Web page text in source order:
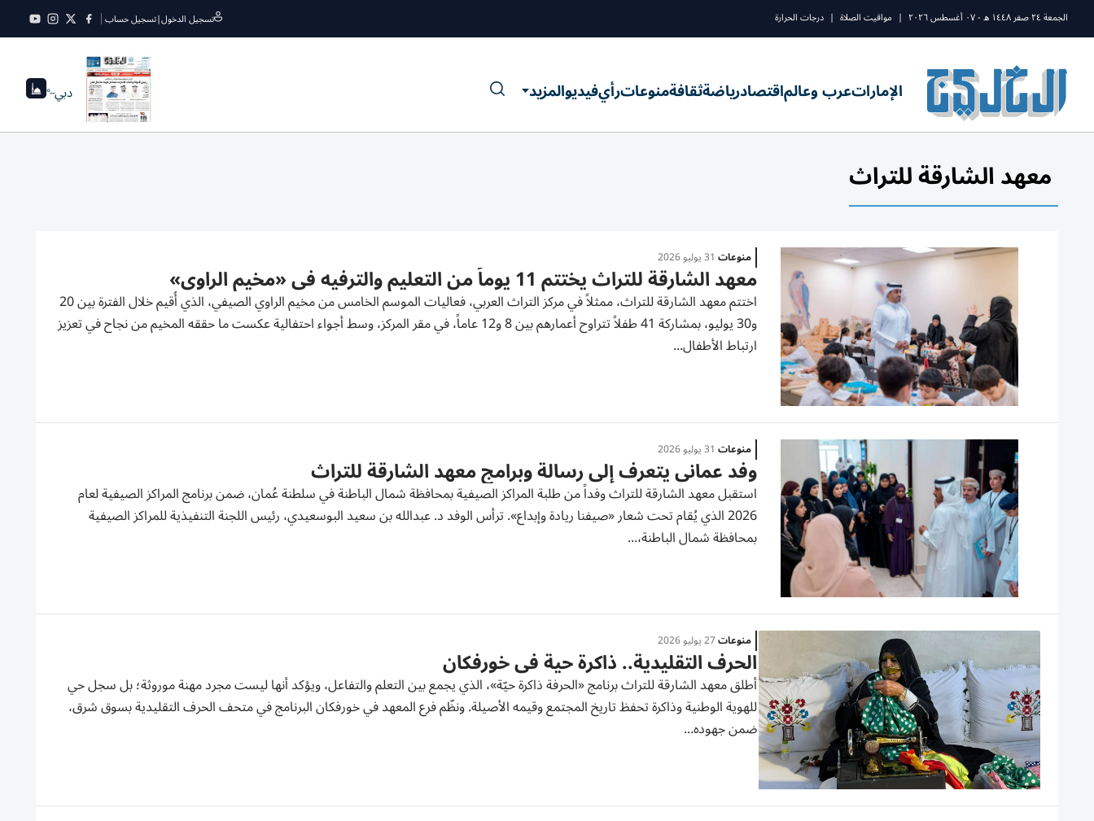
الجمعة ٢٤ صفر ١٤٤٨ ه - ٠٧ أغسطس ٢٠٢٦ | مواقيت الصلاة | درجات الحرارة تسجيل الدخول|تسجيل حساب
الإماراتعرب وعالماقتصادرياضةثقافةمنوعاترأيفيديوالمزيد دبي--°
معهد الشارقة للتراث
منوعات 31 يوليو 2026
معهد الشارقة للتراث يختتم 11 يوماً من التعليم والترفيه في «مخيم الراوي»
اختتم معهد الشارقة للتراث، ممثلاً في مركز التراث العربي، فعاليات الموسم الخامس من مخيم الراوي الصيفي، الذي أُقيم خلال الفترة بين 20
و30 يوليو، بمشاركة 41 طفلاً تتراوح أعمارهم بين 8 و12 عاماً، في مقر المركز، وسط أجواء احتفالية عكست ما حققه المخيم من نجاح في تعزيز
ارتباط الأطفال...
منوعات 31 يوليو 2026
وفد عماني يتعرف إلى رسالة وبرامج معهد الشارقة للتراث
استقبل معهد الشارقة للتراث وفداً من طلبة المراكز الصيفية بمحافظة شمال الباطنة في سلطنة عُمان، ضمن برنامج المراكز الصيفية لعام
2026 الذي يُقام تحت شعار «صيفنا ريادة وإبداع». ترأس الوفد د. عبدالله بن سعيد البوسعيدي، رئيس اللجنة التنفيذية للمراكز الصيفية
بمحافظة شمال الباطنة،...
منوعات27 يوليو 2026
الحرف التقليدية.. ذاكرة حية في خورفكان
أطلق معهد الشارقة للتراث برنامج «الحرفة ذاكرة حيّة»، الذي يجمع بين التعلم والتفاعل، ويؤكد أنها ليست مجرد مهنة موروثة؛ بل سجل حي
للهوية الوطنية وذاكرة تحفظ تاريخ المجتمع وقيمه الأصيلة. ونظّم فرع المعهد في خورفكان البرنامج في متحف الحرف التقليدية بسوق شرق،
ضمن جهوده...